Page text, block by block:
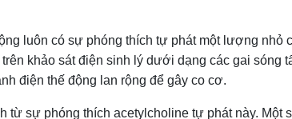
luôn có sự phóng thích tự phát một lượng nhỏ
khảo sát điện sinh lý dưới dạng các gai sóng
điện thế động lan rộng để gây co cơ.
sự phóng thích acetylcholine tự phát này. Một